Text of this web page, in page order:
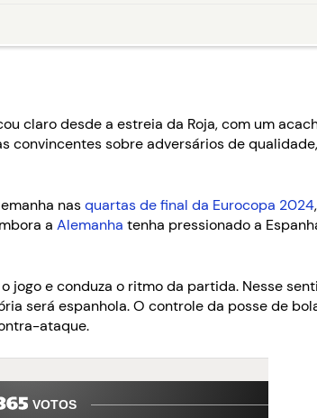
claro desde a estreia da Roja, com um
convincentes sobre adversários de
nasquartas de final da Eurocopa 2024
a Alemanha tenha pressionado a
jogo e conduza o ritmo da partida. Nesse
será espanhola. O controle da posse de
ataque.